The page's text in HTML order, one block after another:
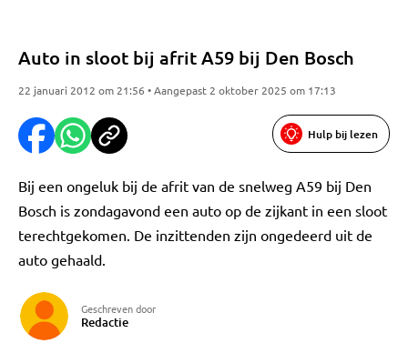
Auto in sloot bij afrit A59 bij Den Bosch
22 januari 2012 om 21:56 • Aangepast 2 oktober 2025 om 17:13
Hulp bij lezen
Bij een ongeluk bij de afrit van de snelweg A59 bij Den
Bosch is zondagavond een auto op de zijkant in een sloot
terechtgekomen. De inzittenden zijn ongedeerd uit de
auto gehaald.
Geschreven door
Redactie